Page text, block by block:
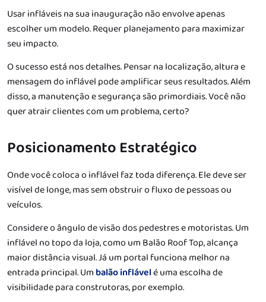
Usar infláveis na sua inauguração não envolve apenas
escolher um modelo. Requer planejamento para maximizar
seu impacto.
O sucesso está nos detalhes. Pensar na localização, altura e
mensagem do inflável pode amplificar seus resultados. Além
disso, a manutenção e segurança são primordiais. Você não
quer atrair clientes com um problema, certo?
Posicionamento Estratégico
Onde você coloca o inflável faz toda diferença. Ele deve ser
visível de longe, mas sem obstruir o fluxo de pessoas ou
veículos.
Considere o ângulo de visão dos pedestres e motoristas. Um
inflável no topo da loja, como um Balão Roof Top, alcança
maior distância visual. Já um portal funciona melhor na
entrada principal. Um balão inflávelé uma escolha de
visibilidade para construtoras, por exemplo.